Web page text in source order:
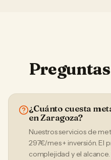
¿Cuánto cuesta
en Zaragoza?
Nuestros servicios de
297€/mes + inversión. El
complejidad y el